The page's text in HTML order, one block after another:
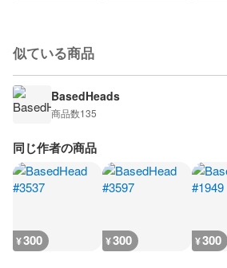
似ている商品
BasedHeads
商品数135
同じ作者の商品
¥300 ¥300 ¥300